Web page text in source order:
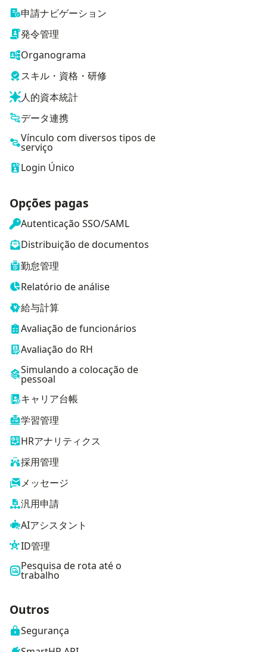
申請ナビゲーション
発令管理
Organograma
スキル・資格・研修
人的資本統計
データ連携
Vínculo com diversos tipos de
serviço
Login Único
Opções pagas
Autenticação SSO/SAML
Distribuição de documentos
勤怠管理
Relatório de análise
給与計算
Avaliação de funcionários
Avaliação do RH
Simulando a colocação de
pessoal
キャリア台帳
学習管理
HRアナリティクス
採用管理
メッセージ
汎用申請
AIアシスタント
ID管理
Pesquisa de rota até o
trabalho
Outros
Segurança